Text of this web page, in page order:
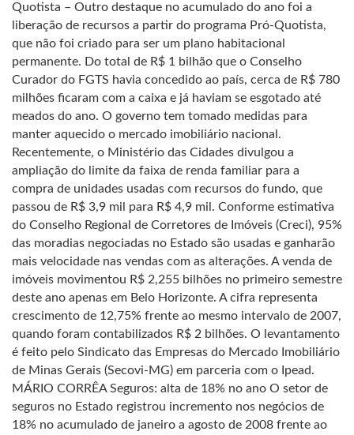
Quotista – Outro destaque no acumulado do ano foi a
liberação de recursos a partir do programa Pró-Quotista,
que não foi criado para ser um plano habitacional
permanente. Do total de R$ 1 bilhão que o Conselho
Curador do FGTS havia concedido ao país, cerca de R$ 780
milhões ficaram com a caixa e já haviam se esgotado até
meados do ano. O governo tem tomado medidas para
manter aquecido o mercado imobiliário nacional.
Recentemente, o Ministério das Cidades divulgou a
ampliação do limite da faixa de renda familiar para a
compra de unidades usadas com recursos do fundo, que
passou de R$ 3,9 mil para R$ 4,9 mil. Conforme estimativa
do Conselho Regional de Corretores de Imóveis (Creci), 95%
das moradias negociadas no Estado são usadas e ganharão
mais velocidade nas vendas com as alterações. A venda de
imóveis movimentou R$ 2,255 bilhões no primeiro semestre
deste ano apenas em Belo Horizonte. A cifra representa
crescimento de 12,75% frente ao mesmo intervalo de 2007,
quando foram contabilizados R$ 2 bilhões. O levantamento
é feito pelo Sindicato das Empresas do Mercado Imobiliário
de Minas Gerais (Secovi-MG) em parceria com o Ipead.
MÁRIO CORRÊA Seguros: alta de 18% no ano O setor de
seguros no Estado registrou incremento nos negócios de
18% no acumulado de janeiro a agosto de 2008 frente ao